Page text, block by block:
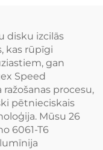
disku izcilās
kas rūpīgi
gan
Speed
procesu,
pētnieciskais
Mūsu 26
6061-T6